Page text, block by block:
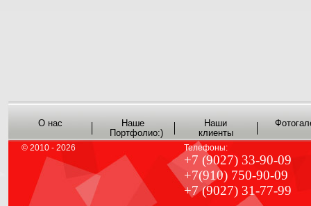
© 2010 - 2026 Телефоны:
+7 (9027) 33-90-09
+7(910) 750-90-09
+7 (9027) 31-77-99
О нас
Наше
Портфолио:)
Наши
клиенты